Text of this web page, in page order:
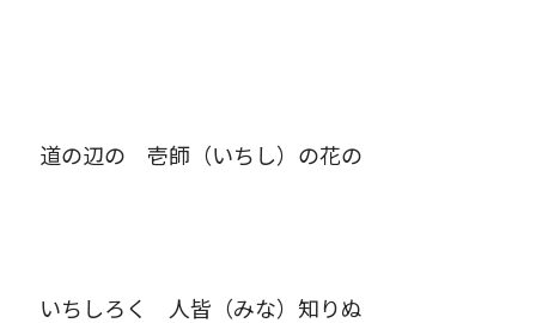
道の辺の 壱師（いちし）の花の
いちしろく 人皆（みな）知りぬ